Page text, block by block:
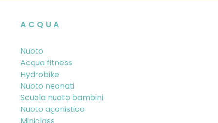
ACQUA
Nuoto
Acqua fitness
Hydrobike
Nuoto neonati
Scuola nuoto bambini
Nuoto agonistico